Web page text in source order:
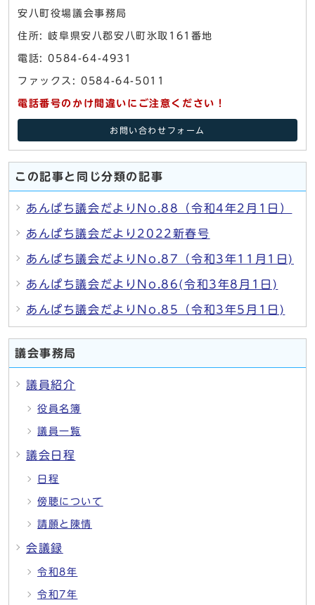
安八町役場議会事務局
住所: 岐阜県安八郡安八町氷取161番地
電話: 0584-64-4931
ファックス: 0584-64-5011
電話番号のかけ間違いにご注意ください！
お問い合わせフォーム
この記事と同じ分類の記事
あんぱち議会だよりNo.88（令和4年2月1日）
あんぱち議会だより2022新春号
あんぱち議会だよりNo.87（令和3年11月1日)
あんぱち議会だよりNo.86(令和3年8月1日)
あんぱち議会だよりNo.85（令和3年5月1日)
議会事務局
議員紹介
役員名簿
議員一覧
議会日程
日程
傍聴について
請願と陳情
会議録
令和8年
令和7年